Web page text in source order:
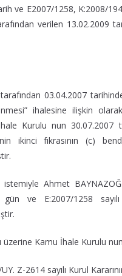
ve E2007/1258, K:2008/
verilen 13.02.2009
03.04.2007
ihalesine ilişkin
Kurulu nun 30.07.2007
ikinci fıkrasının (c)
istemiyle Ahmet
gün ve E:2007/1258
Kamu İhale Kurulu
Z-2614 sayılı Kurul